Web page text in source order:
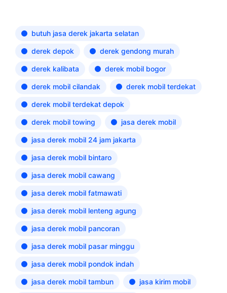
butuh jasa derek jakarta selatan
derek depok derek gendong murah
derek kalibata derek mobil bogor
derek mobil cilandak derek mobil terdekat
derek mobil terdekat depok
derek mobil towing jasa derek mobil
jasa derek mobil 24 jam jakarta
jasa derek mobil bintaro
jasa derek mobil cawang
jasa derek mobil fatmawati
jasa derek mobil lenteng agung
jasa derek mobil pancoran
jasa derek mobil pasar minggu
jasa derek mobil pondok indah
jasa derek mobil tambun jasa kirim mobil